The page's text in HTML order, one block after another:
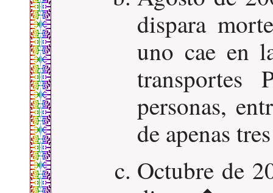
dispara
uno cae en
transportes
personas,
de apenas
Octubre de